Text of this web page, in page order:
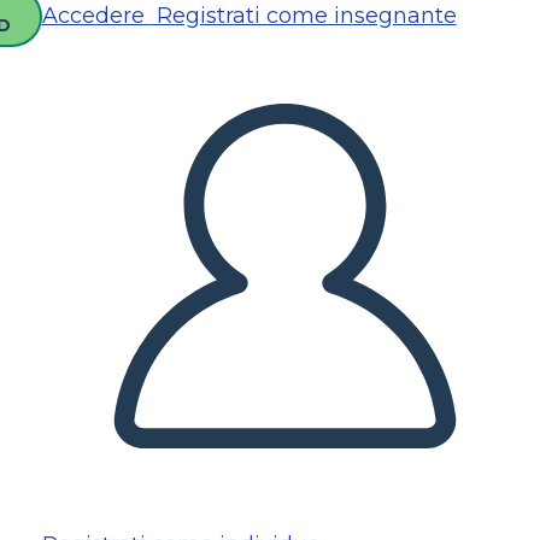
Accedere Registrati come insegnante